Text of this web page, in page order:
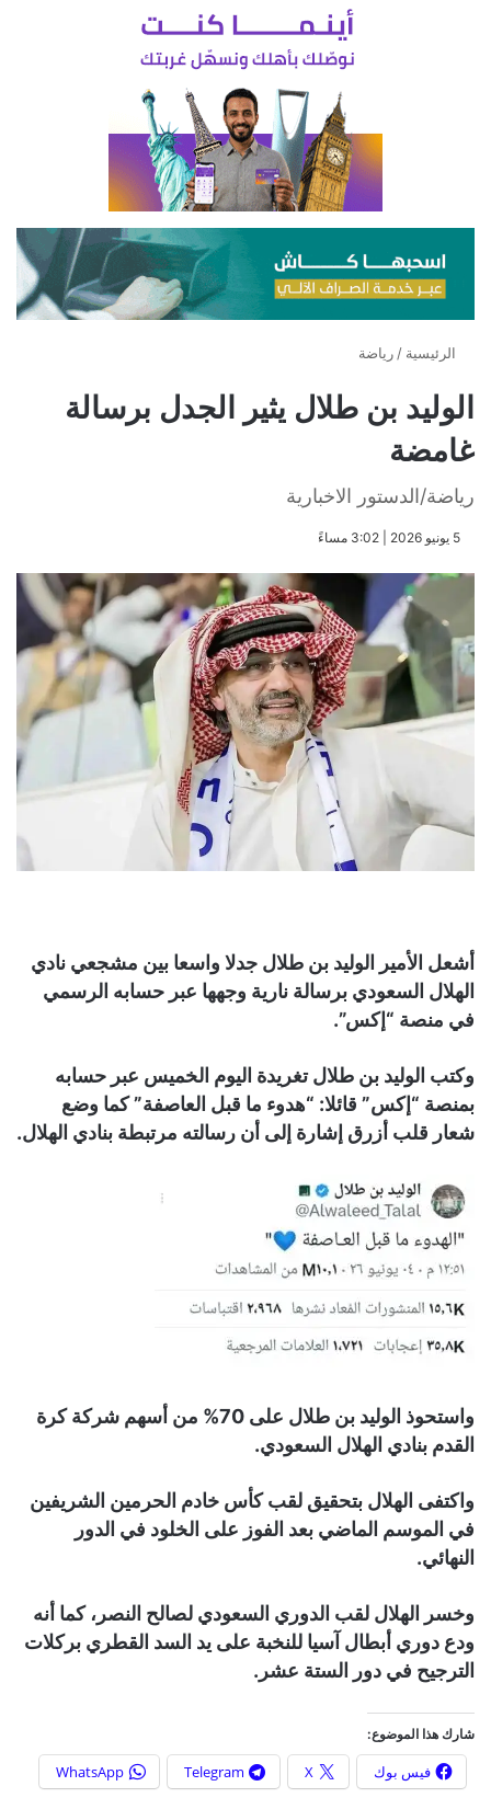
الرئيسية / رياضة
الوليد بن طلال يثير الجدل برسالة
غامضة
رياضة/الدستور الاخبارية
​5 يونيو 2026 | 3:02 مساءً
أشعل الأمير الوليد بن طلال جدلا واسعا بين مشجعي نادي
الهلال السعودي برسالة نارية وجهها عبر حسابه الرسمي
في منصة “إكس”.
وكتب الوليد بن طلال تغريدة اليوم الخميس عبر حسابه
بمنصة “إكس” قائلا: “هدوء ما قبل العاصفة” كما وضع
شعار قلب أزرق إشارة إلى أن رسالته مرتبطة بنادي الهلال.
واستحوذ الوليد بن طلال على 70% من أسهم شركة كرة
القدم بنادي الهلال السعودي.
واكتفى الهلال بتحقيق لقب كأس خادم الحرمين الشريفين
في الموسم الماضي بعد الفوز على الخلود في الدور
النهائي.
وخسر الهلال لقب الدوري السعودي لصالح النصر، كما أنه
ودع دوري أبطال آسيا للنخبة على يد السد القطري بركلات
الترجيح في دور الستة عشر.
شارك هذا الموضوع:
فيس بوك X
Telegram
WhatsApp